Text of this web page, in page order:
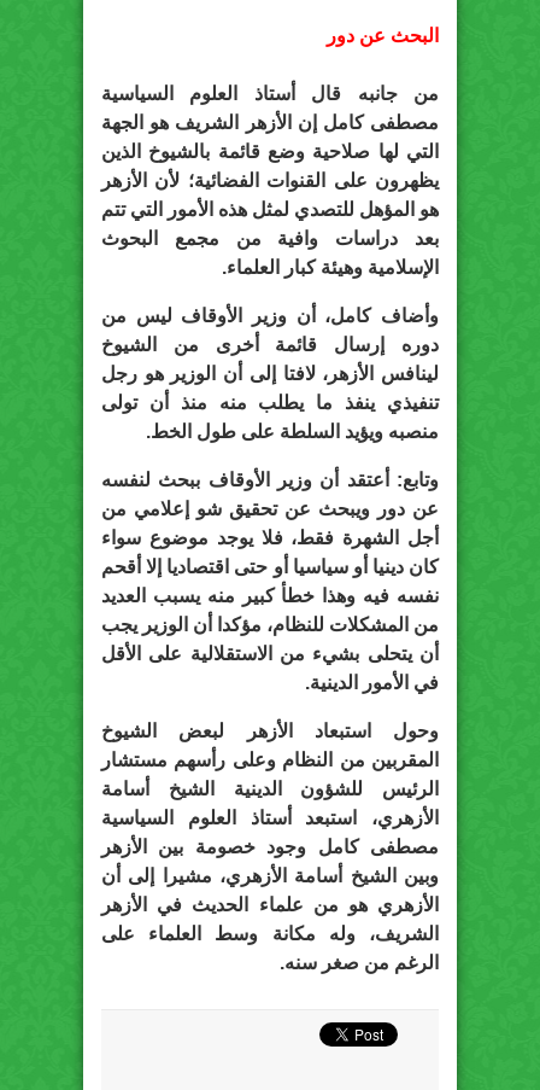
البحث عن دور
من جانبه قال أستاذ العلوم السياسية
مصطفى كامل إن الأزهر الشريف هو الجهة
التي لها صلاحية وضع قائمة بالشيوخ الذين
يظهرون على القنوات الفضائية؛ لأن الأزهر
هو المؤهل للتصدي لمثل هذه الأمور التي تتم
بعد دراسات وافية من مجمع البحوث
الإسلامية وهيئة كبار العلماء.
وأضاف كامل، أن وزير الأوقاف ليس من
دوره إرسال قائمة أخرى من الشيوخ
لينافس الأزهر، لافتا إلى أن الوزير هو رجل
تنفيذي ينفذ ما يطلب منه منذ أن تولى
منصبه ويؤيد السلطة على طول الخط.
وتابع: أعتقد أن وزير الأوقاف ببحث لنفسه
عن دور ويبحث عن تحقيق شو إعلامي من
أجل الشهرة فقط، فلا يوجد موضوع سواء
كان دينيا أو سياسيا أو حتى اقتصاديا إلا أقحم
نفسه فيه وهذا خطأ كبير منه يسبب العديد
من المشكلات للنظام، مؤكدا أن الوزير يجب
أن يتحلى بشيء من الاستقلالية على الأقل
في الأمور الدينية.
وحول استبعاد الأزهر لبعض الشيوخ
المقربين من النظام وعلى رأسهم مستشار
الرئيس للشؤون الدينية الشيخ أسامة
الأزهري، استبعد أستاذ العلوم السياسية
مصطفى كامل وجود خصومة بين الأزهر
وبين الشيخ أسامة الأزهري، مشيرا إلى أن
الأزهري هو من علماء الحديث في الأزهر
الشريف، وله مكانة وسط العلماء على
الرغم من صغر سنه.